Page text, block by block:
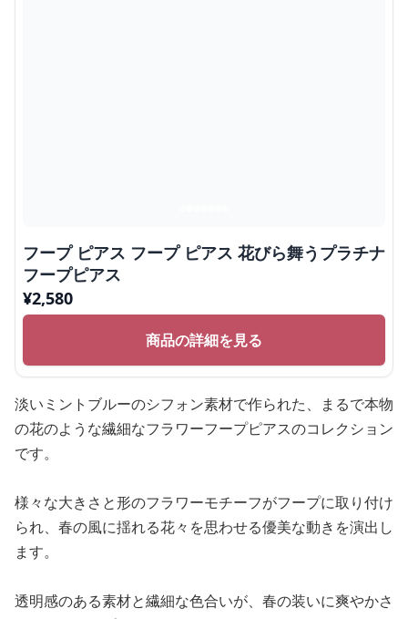
フープ ピアス フープ ピアス 花びら舞うプラチナ
フープピアス
¥2,580
商品の詳細を見る
淡いミントブルーのシフォン素材で作られた、まるで本物
の花のような繊細なフラワーフープピアスのコレクション
です。
様々な大きさと形のフラワーモチーフがフープに取り付け
られ、春の風に揺れる花々を思わせる優美な動きを演出し
ます。
透明感のある素材と繊細な色合いが、春の装いに爽やかさ